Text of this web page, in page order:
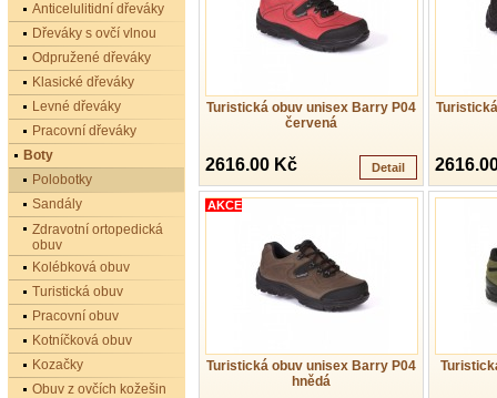
Turistická obuv unisex Barry P04
červená
2616.00 Kč Detail
Turistická obuv unisex Barry P04
hnědá
AKCE
Anticelulitidní dřeváky
Dřeváky s ovčí vlnou
Odpružené dřeváky
Klasické dřeváky
Levné dřeváky
Pracovní dřeváky
Boty
Polobotky
Sandály
Zdravotní ortopedická
obuv
Kolébková obuv
Turistická obuv
Pracovní obuv
Kotníčková obuv
Kozačky
Obuv z ovčích kožešin